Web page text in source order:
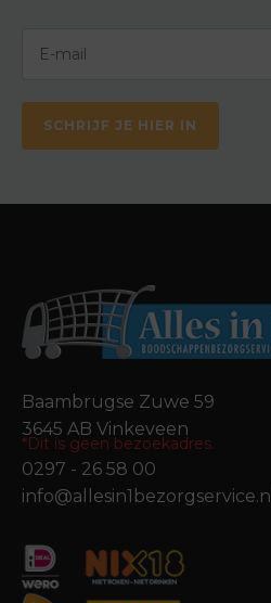
SCHRIJF JE HIER IN
Baambrugse Zuwe 59
3645 AB Vinkeveen
*Dit is geen bezoekadres.
0297 - 26 58 00
info@allesin1bezorgservice.nl